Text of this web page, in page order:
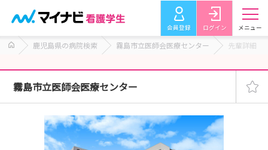
会員登録 ログイン メニュー
鹿児島県の病院検索 霧島市立医師会医療センター 先輩詳細
霧島市立医師会医療センター